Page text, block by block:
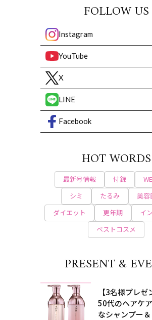
FOLLOW US
Instagram
YouTube
X
LINE
Facebook
HOT WORDS
最新号情報 付録
シミ
たるみ
美容
ダイエット
更年期
イ
ベストコスメ
PRESENT &
【3名様プレ
50代のヘアケ
なシャンプー